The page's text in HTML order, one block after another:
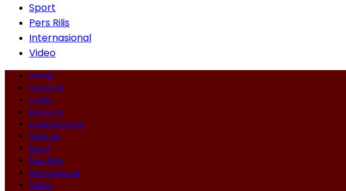
Sport
Pers Rilis
Internasional
Video
Home
Nasional
Politik
Ekonomi
Entertainment
Lifestyle
Sport
Pers Rilis
Internasional
Video